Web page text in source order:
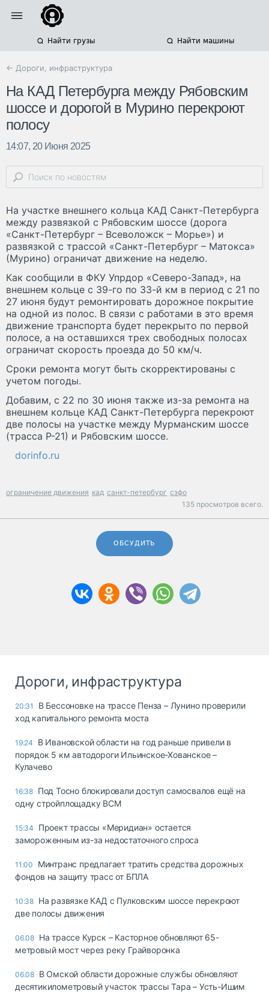
Найти грузы Найти машины
← Дороги, инфраструктура
На КАД Петербурга между Рябовским
шоссе и дорогой в Мурино перекроют
полосу
14:07, 20 Июня 2025
На участке внешнего кольца КАД Санкт-Петербурга
между развязкой с Рябовским шоссе (дорога
«Санкт-Петербург – Всеволожск – Морье») и
развязкой с трассой «Санкт-Петербург – Матокса»
(Мурино) ограничат движение на неделю.
Как сообщили в ФКУ Упрдор «Северо-Запад», на
внешнем кольце с 39-го по 33-й км в период с 21 по
27 июня будут ремонтировать дорожное покрытие
на одной из полос. В связи с работами в это время
движение транспорта будет перекрыто по первой
полосе, а на оставшихся трех свободных полосах
ограничат скорость проезда до 50 км/ч.
Сроки ремонта могут быть скорректированы с
учетом погоды.
Добавим, с 22 по 30 июня также из-за ремонта на
внешнем кольце КАД Санкт-Петербурга перекроют
две полосы на участке между Мурманским шоссе
(трасса Р-21) и Рябовским шоссе.
dorinfo.ru
ограничение движения кад санкт-петербург сзфо
135 просмотров всего.
ОБСУДИТЬ
Дороги, инфраструктура
20:31
В Бессоновке на трассе Пенза – Лунино проверили
ход капитального ремонта моста
19:24
В Ивановской области на год раньше привели в
порядок 5 км автодороги Ильинское-Хованское –
Кулачево
16:38 Под Тосно блокировали доступ самосвалов ещё на
одну стройплощадку ВСМ
15:34
Проект трассы «Меридиан» остается
замороженным из-за недостаточного спроса
11:00
Минтранс предлагает тратить средства дорожных
фондов на защиту трасс от БПЛА
10:38 На развязке КАД с Пулковским шоссе перекроют
две полосы движения
06.08 На трассе Курск – Касторное обновляют 65-
метровый мост через реку Грайворонка
06.08 В Омской области дорожные службы обновляют
десятикилометровый участок трассы Тара – Усть-Ишим